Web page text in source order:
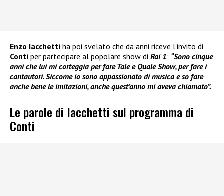
Enzo Iacchetti ha poi svelato che da anni riceve l’invito di
Conti per partecipare al popolare show di Rai 1: “Sono cinque
anni che lui mi corteggia per fare Tale e Quale Show, per fare i
cantautori. Siccome io sono appassionato di musica e so fare
anche bene le imitazioni, anche quest’anno mi aveva chiamato”.
Le parole di Iacchetti sul programma di
Conti